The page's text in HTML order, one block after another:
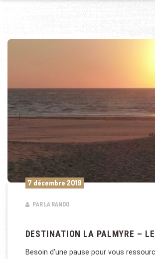
7 décembre 2019
PAR LA RANDO
DESTINATION LA PALMYRE –
Besoin d’une pause pour vous